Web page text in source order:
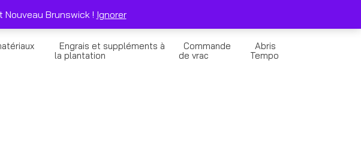
Nous joindre Solde de la Carte Cadeau
Engrais et suppléments à
la plantation
Commande
de vrac
Abris
Tempo
Brunswick ! Ignorer